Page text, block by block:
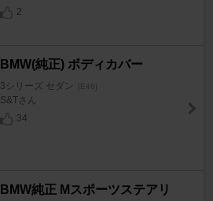
2
BMW(純正) ボディカバー
3シリーズ セダン [E46]
S&Tさん
34
BMW純正 Mスポーツステアリ